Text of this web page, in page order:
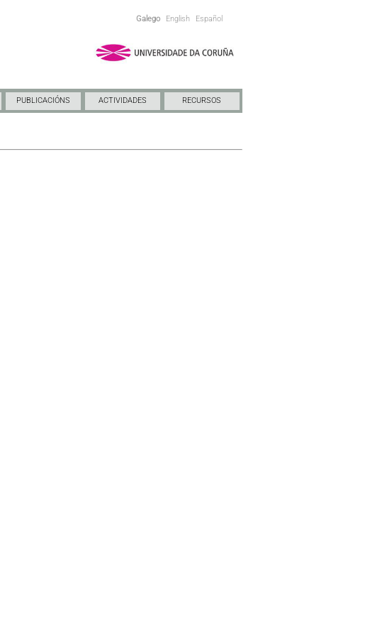
Galego English Español
PUBLICACIÓNS ACTIVIDADES RECURSOS